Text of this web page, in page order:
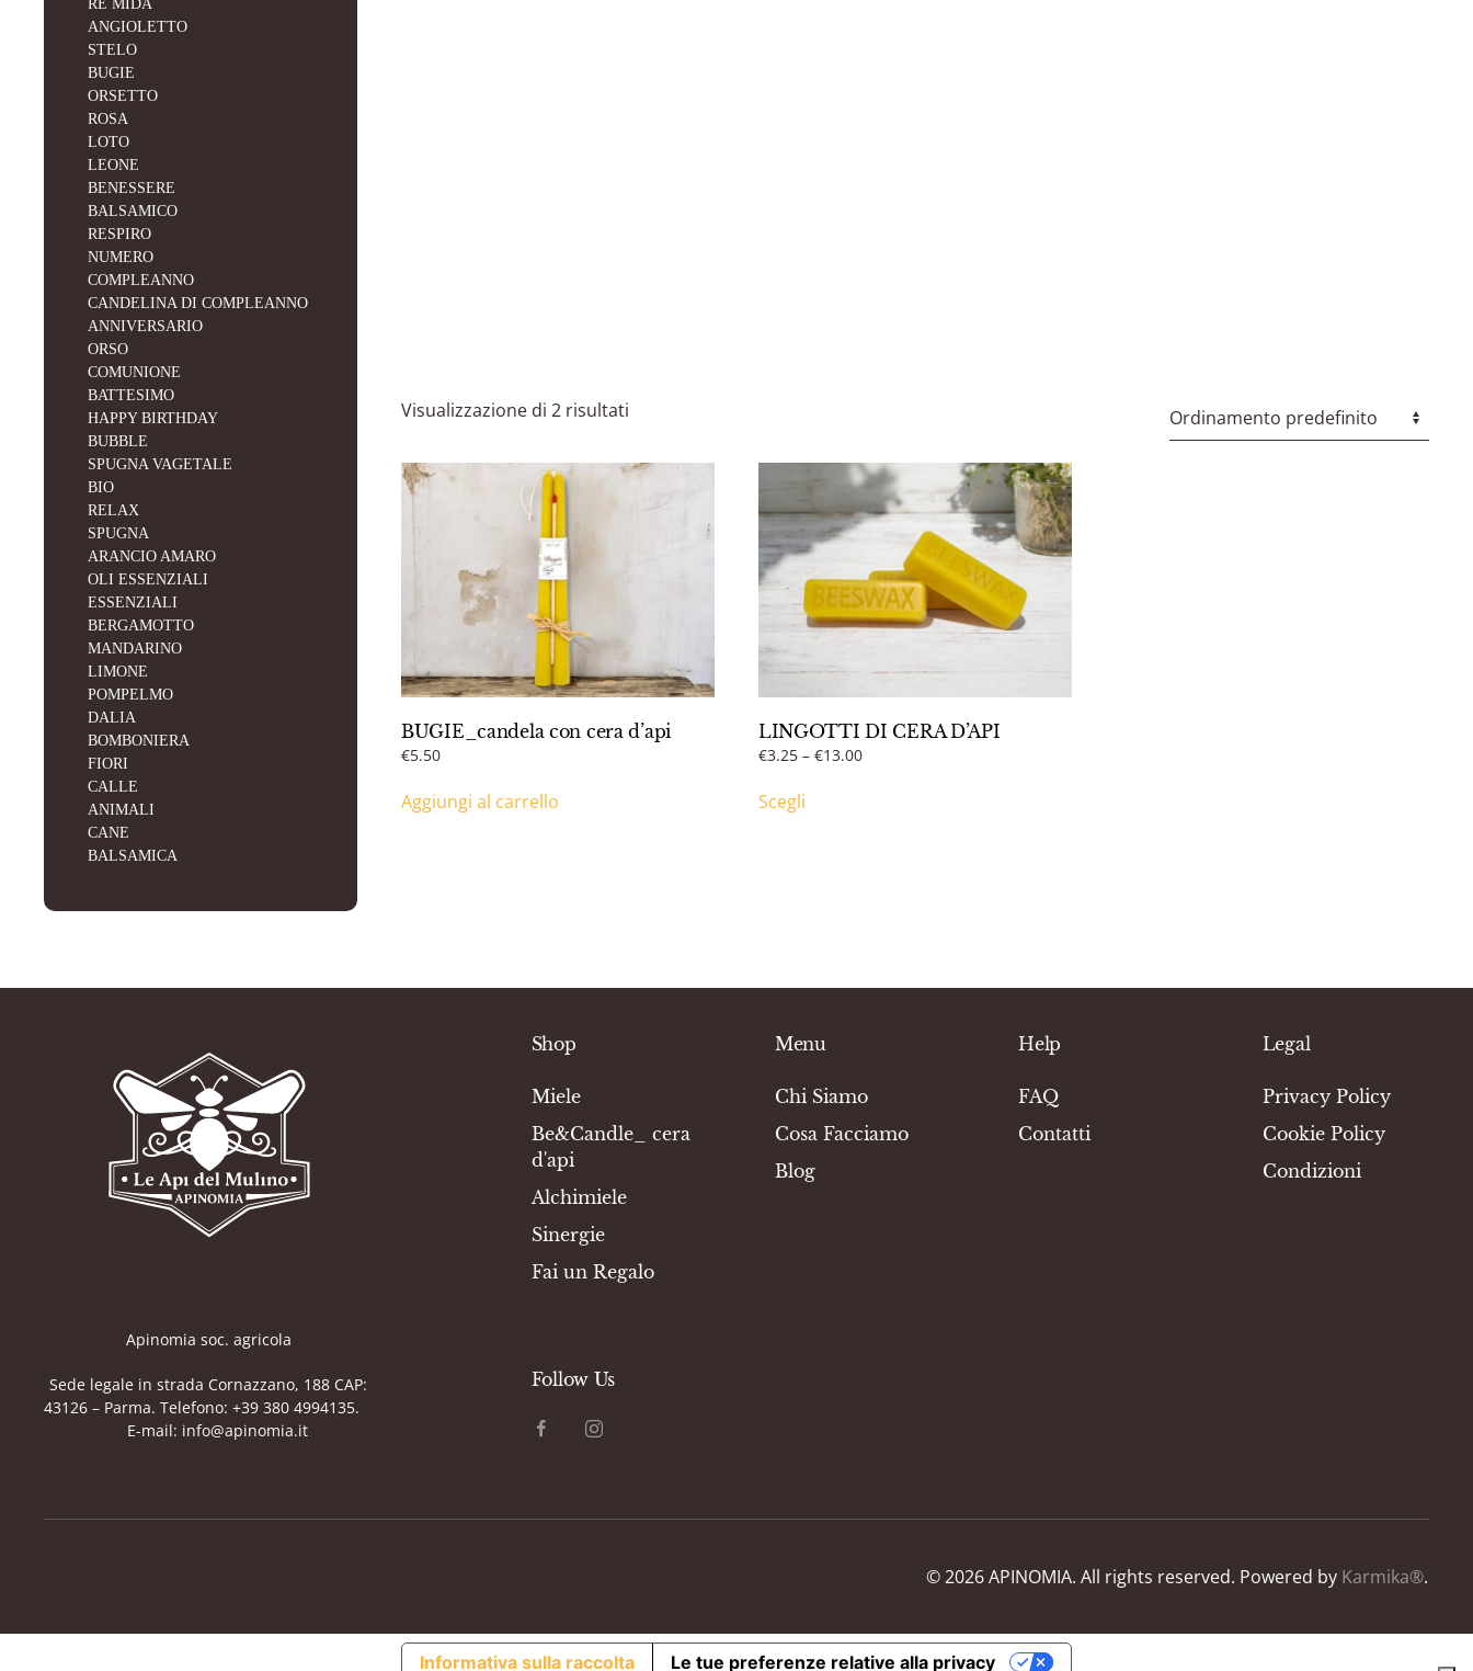
RE MIDA
ANGIOLETTO
STELO
BUGIE
ORSETTO
ROSA
LOTO
LEONE
BENESSERE
BALSAMICO
RESPIRO
NUMERO
COMPLEANNO
CANDELINA DI COMPLEANNO
ANNIVERSARIO
ORSO
COMUNIONE
BATTESIMO
HAPPY BIRTHDAY
BUBBLE
SPUGNA VAGETALE
BIO
RELAX
SPUGNA
ARANCIO AMARO
OLI ESSENZIALI
ESSENZIALI
BERGAMOTTO
MANDARINO
LIMONE
POMPELMO
DALIA
BOMBONIERA
FIORI
CALLE
ANIMALI
CANE
BALSAMICA
Visualizzazione di 2 risultati
BUGIE_candela con cera d’api
€5.50
Aggiungi al carrello
LINGOTTI DI CERA D’API
€3.25 – €13.00Fascia
Scegliprodotto
essere
nella
del
prodotto
Apinomia soc. agricola
Sede legale in strada Cornazzano, 188 CAP:
43126 – Parma. Telefono: +39 380 4994135.
E-mail: info@apinomia.it
Shop
Miele
Be&Candle_ cera
d'api
Alchimiele
Sinergie
Fai un Regalo
Menu
Chi Siamo
Cosa Facciamo
Blog
Help
FAQ
Contatti
Legal
Privacy Policy
Cookie Policy
Condizioni
Follow Us
©2026APINOMIA. All rights reserved. Powered by Karmika®.
Informativa sulla raccolta Le tue preferenze relative alla privacy